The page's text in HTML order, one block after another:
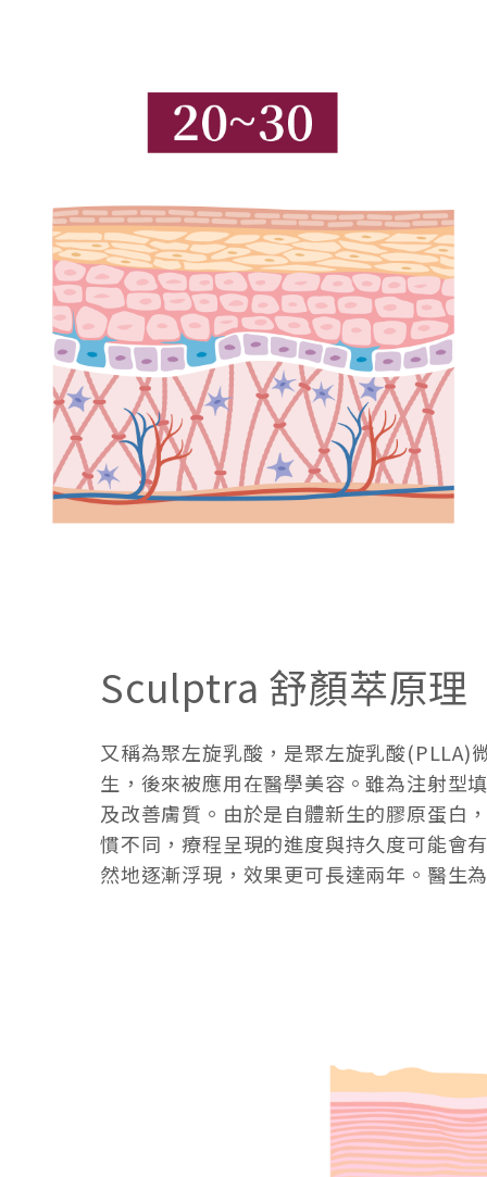
Sculptra 舒顏萃原理
又稱為聚左旋乳酸，是聚左旋乳酸(PLLA)
生，後來被應用在醫學美容。雖為注射型
及改善膚質。由於是自體新生的膠原蛋白
慣不同，療程呈現的進度與持久度可能會
然地逐漸浮現，效果更可長達兩年。醫生